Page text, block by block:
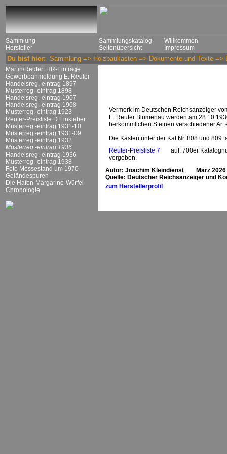
Sammlung
Hersteller
Sammlungskatalog
Seitenübersicht
Willkommen
Impressum
Du bist hier: Sammlung => Holzbaukasten => Dokumente und Texte =>
Martin/Reuter: HR-Einträge
Gewerbeanmeldung E. Reuter
Handelsreg.-eintrag 1897
Musterreg.-eintrag 1898
Handelsreg.-eintrag 1907
Handelsreg.-eintrag 1908
Musterreg.-eintrag 1923
Reuter-Preisliste D Einkleber
Musterreg.-eintrag 1931-10
Musterreg.-eintrag 1931-09
Musterreg.-eintrag 1932
Musterreg.-eintrag 1936
Handelsreg.-eintrag 1936
Musterreg.-eintrag 1938
Foto Messestand um 1970
Geländespuren
Die Hafen-Margarine-Würfel
Chronologie
Vermerk im Deutschen Reichsanzeiger
E. Reuter Blumenau werden am
herkömmlichen Steinen verschiedener
Die Kästen unter der Kat.Nr. 808 und 809
Reuter-Preisliste 7
auf. 700er
vergeben.
Autor: Joachim Kleindienst März 2026
Quelle: Deutscher Reichsanzeiger und
zum Herstellerprofil